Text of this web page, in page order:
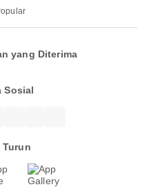
yang Diterima
Sosial
Turun